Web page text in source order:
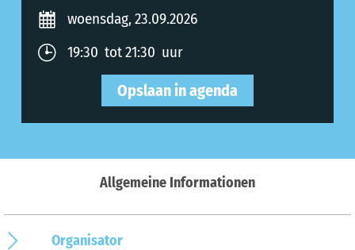
woensdag, 23.09.2026
19:30 tot 21:30 uur
Opslaan in agenda
Allgemeine Informationen
Organisator